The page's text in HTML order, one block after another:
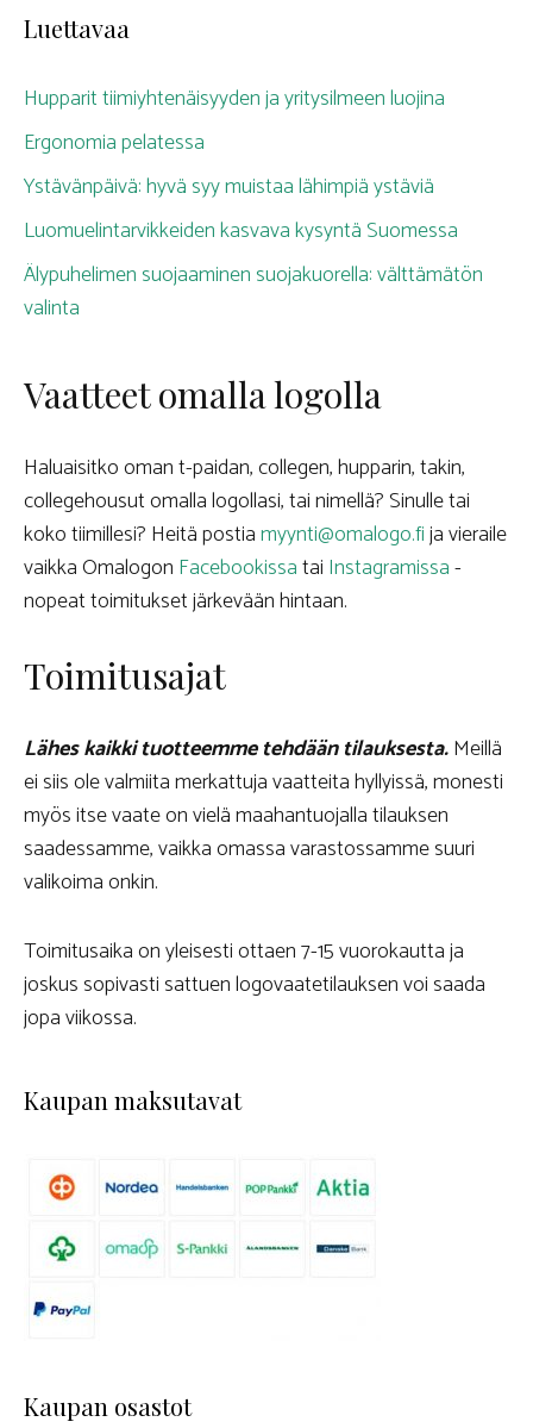
Luettavaa
Hupparit tiimiyhtenäisyyden ja yritysilmeen luojina
Ergonomia pelatessa
Ystävänpäivä: hyvä syy muistaa lähimpiä ystäviä
Luomuelintarvikkeiden kasvava kysyntä Suomessa
Älypuhelimen suojaaminen suojakuorella: välttämätön
valinta
Vaatteet omalla logolla
Haluaisitko oman t-paidan, collegen, hupparin, takin,
collegehousut omalla logollasi, tai nimellä? Sinulle tai
koko tiimillesi? Heitä postiamyynti@omalogo.fija vieraile
vaikka Omalogon Facebookissatai Instagramissa-
nopeat toimitukset järkevään hintaan.
Toimitusajat
Lähes kaikki tuotteemme tehdään tilauksesta.Meillä
ei siis ole valmiita merkattuja vaatteita hyllyissä, monesti
myös itse vaate on vielä maahantuojalla tilauksen
saadessamme, vaikka omassa varastossamme suuri
valikoima onkin.
Toimitusaika on yleisesti ottaen 7-15 vuorokautta ja
joskus sopivasti sattuen logovaatetilauksen voi saada
jopa viikossa.
Kaupan maksutavat
Kaupan osastot